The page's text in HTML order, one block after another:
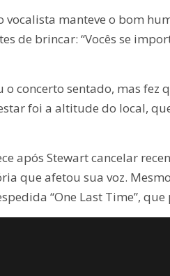
vocalista manteve o bom
de brincar: “Vocês se
concerto sentado, mas fez
foi a altitude do local,
após Stewart cancelar
que afetou sua voz.
“One Last Time”,